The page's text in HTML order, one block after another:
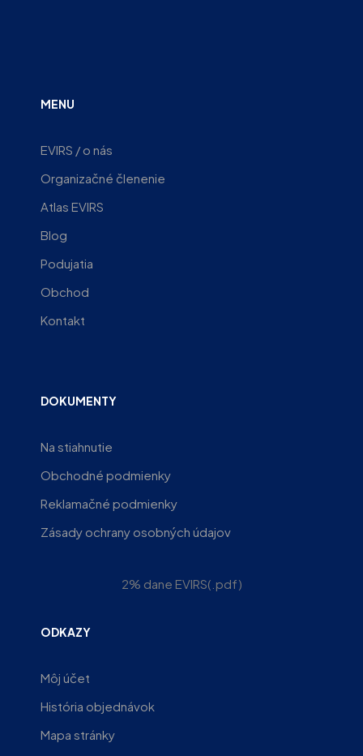
MENU
EVIRS / o nás
Organizačné členenie
Atlas EVIRS
Blog
Podujatia
Obchod
Kontakt
DOKUMENTY
Na stiahnutie
Obchodné podmienky
Reklamačné podmienky
Zásady ochrany osobných údajov
2% dane EVIRS(.pdf)
ODKAZY
Môj účet
História objednávok
Mapa stránky